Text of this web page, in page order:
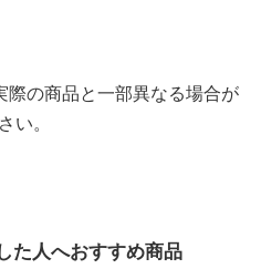
の商品と一部異なる場合が
い。
た人へおすすめ商品